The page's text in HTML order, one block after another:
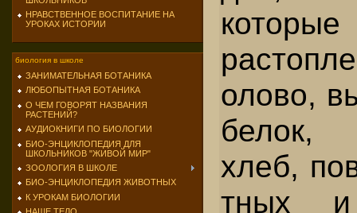
НРАВСТВЕННОЕ ВОСПИТАНИЕ НА
УРОКАХ ИСТОРИИ
биология в школе
ЗАНИМАТЕЛЬНАЯ БОТАНИКА
ЛЮБОПЫТНАЯ БОТАНИКА
О ЧЕМ ГОВОРЯТ НАЗВАНИЯ
РАСТЕНИЙ?
АУДИОКНИГИ ПО БИОЛОГИИ
БИО-ЭНЦИКЛОПЕДИЯ ДЛЯ
ШКОЛЬНИКОВ "ЖИВОЙ МИР"
ЗООЛОГИЯ В ШКОЛЕ
БИО-ЭНЦИКЛОПЕДИЯ ЖИВОТНЫХ
К УРОКАМ БИОЛОГИИ
олово,
белок,
хлеб,
тных и